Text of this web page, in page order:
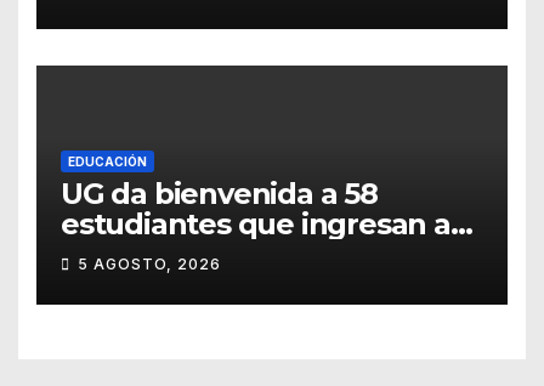
EDUCACIÓN
UG da bienvenida a 58
estudiantes que ingresan a
través de los programas de
equidad
5 AGOSTO, 2026